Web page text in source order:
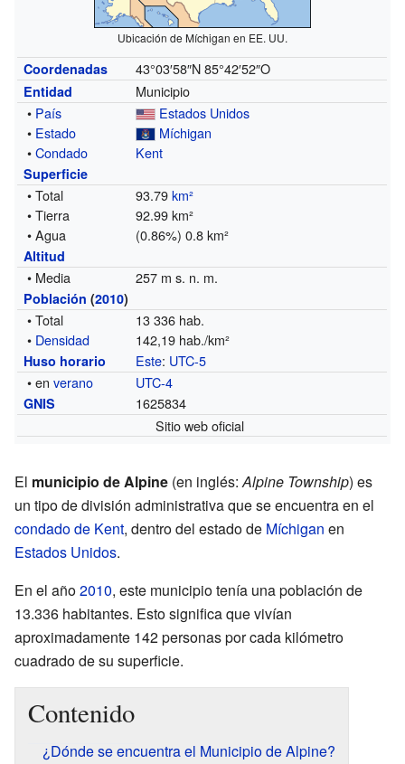
Ubicación de Míchigan en EE. UU.
Coordenadas 43°03′58″N 85°42′52″O
Entidad
Municipio
• País
Estados Unidos
• Estado
Míchigan
•Condado Kent
Superficie
• Total 93.79km²
• Tierra
92.99 km²
• Agua
(0.86%) 0.8 km²
Altitud
• Media 257 m s. n. m.
Población (2010)
• Total
13 336 hab.
• Densidad 142,19 hab./km²
Huso horario Este: UTC-5
• enverano UTC-4
GNIS
1625834
Sitio web oficial
El municipio de Alpine (en inglés:Alpine Township) es
un tipo de división administrativa que se encuentra en el
condado de Kent, dentro del estado de Míchigan en
Estados Unidos.
En el año2010, este municipio tenía una población de
13.336 habitantes. Esto significa que vivían
aproximadamente 142 personas por cada kilómetro
cuadrado de su superficie.
Contenido
¿Dónde se encuentra el Municipio de Alpine?